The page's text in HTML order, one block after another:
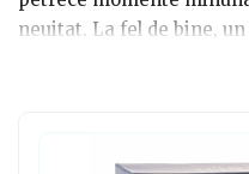
neuitat. La fel de bine,
foarte apreciat dacă vrei